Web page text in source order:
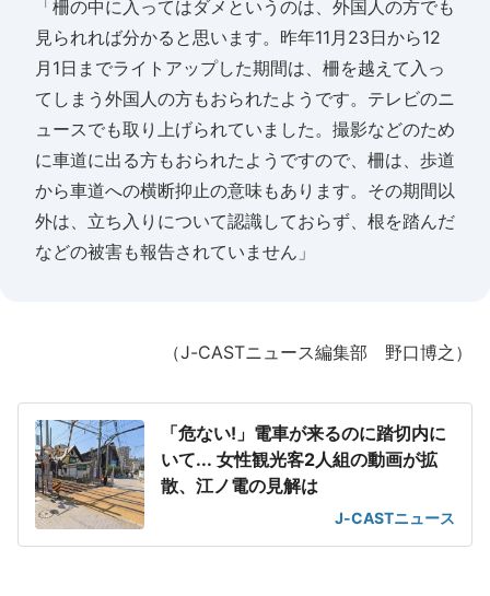
「柵の中に入ってはダメというのは、外国人の方でも
見られれば分かると思います。昨年11月23日から12
月1日までライトアップした期間は、柵を越えて入っ
てしまう外国人の方もおられたようです。テレビのニ
ュースでも取り上げられていました。撮影などのため
に車道に出る方もおられたようですので、柵は、歩道
から車道への横断抑止の意味もあります。その期間以
外は、立ち入りについて認識しておらず、根を踏んだ
などの被害も報告されていません」
（J-CASTニュース編集部 野口博之）
「危ない!」電車が来るのに踏切内に
いて... 女性観光客2人組の動画が拡
散、江ノ電の見解は
J-CASTニュース